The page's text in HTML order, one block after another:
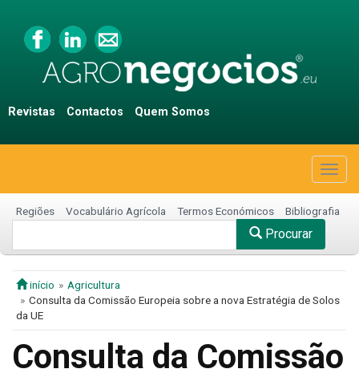
Revistas Contactos Quem Somos
Regiões Vocabulário Agrícola Termos Económicos Bibliografia
Procurar
início
Agricultura
Consulta da Comissão Europeia sobre a nova Estratégia de Solos
da UE
Consulta da Comissão